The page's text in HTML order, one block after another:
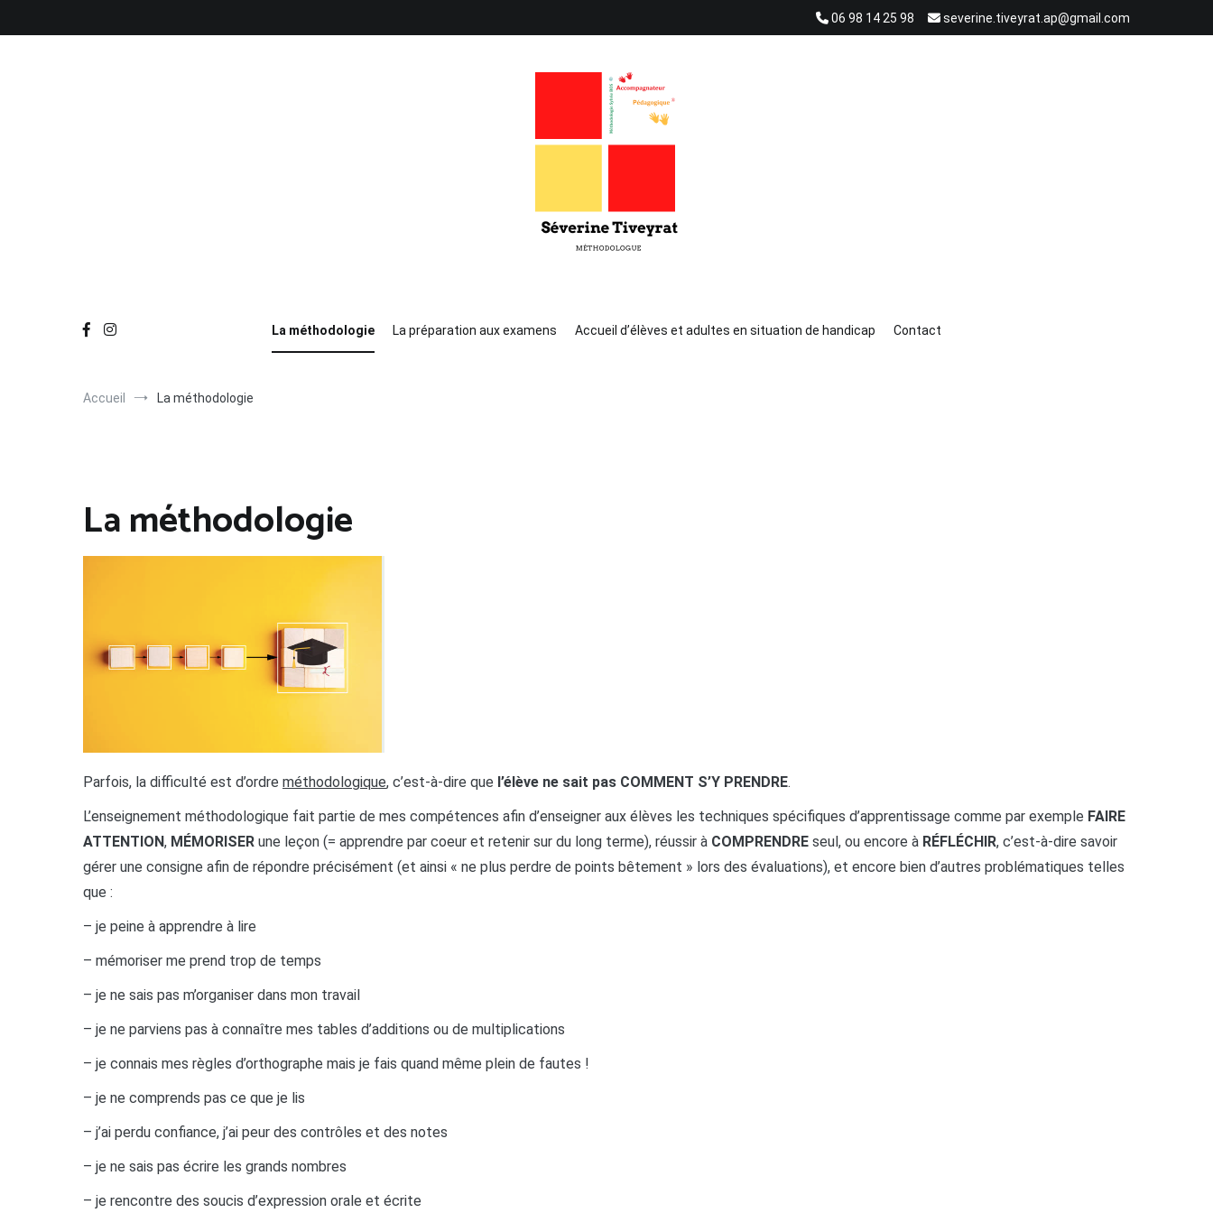
06 98 14 25 98 severine.tiveyrat.ap@gmail.com
La méthodologie
La préparation aux examens Accueil d’élèves et adultes en situation de handicap Contact
Accueil La méthodologie
La méthodologie
Parfois, la difficulté est d’ordre méthodologique, c’est-à-dire que l’élève ne sait pas COMMENT S’Y PRENDRE.
L’enseignement méthodologique fait partie de mes compétences afin d’enseigner aux élèves les techniques spécifiques d’apprentissage comme par exemple FAIRE
ATTENTION, MÉMORISER une leçon (= apprendre par coeur et retenir sur du long terme), réussir à COMPRENDRE seul, ou encore à RÉFLÉCHIR, c’est-à-dire savoir
gérer une consigne afin de répondre précisément (et ainsi « ne plus perdre de points bêtement » lors des évaluations), et encore bien d’autres problématiques telles
que :
– je peine à apprendre à lire
– mémoriser me prend trop de temps
– je ne sais pas m’organiser dans mon travail
– je ne parviens pas à connaître mes tables d’additions ou de multiplications
– je connais mes règles d’orthographe mais je fais quand même plein de fautes !
– je ne comprends pas ce que je lis
– j’ai perdu confiance, j’ai peur des contrôles et des notes
– je ne sais pas écrire les grands nombres
– je rencontre des soucis d’expression orale et écrite